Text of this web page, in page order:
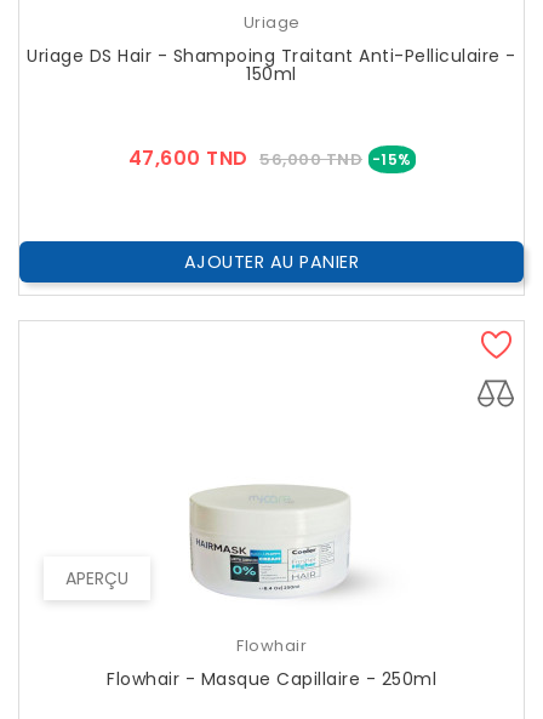
Uriage
Uriage DS Hair - Shampoing Traitant Anti-Pelliculaire -
150ml
47,600 TND Prix
56,000 TND -15% Prix
AJOUTER AU PANIER
APERÇU
Flowhair
Flowhair - Masque Capillaire - 250ml